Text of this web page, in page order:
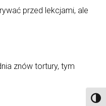
przed lekcjami, ale
znów tortury, tym